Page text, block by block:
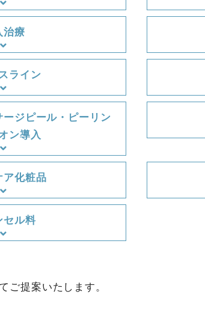
治療
ライン
ジピール・ピーリン
ン導入
ア化粧品
セル料
ご提案いたします。